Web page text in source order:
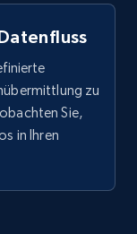
zu
Sie,
in Ihren